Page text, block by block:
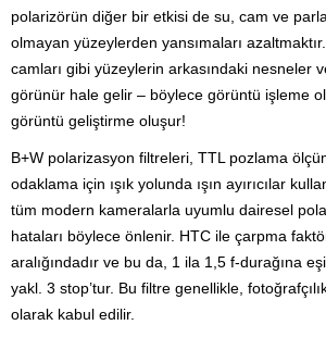
polarizörün diğer bir etkisi de su, cam ve
olmayan yüzeylerden yansımaları
camları gibi yüzeylerin arkasındaki nesneler
görünür hale gelir – böylece görüntü işleme
görüntü geliştirme oluşur!
B+W polarizasyon filtreleri, TTL pozlama
odaklama için ışık yolunda ışın ayırıcılar
tüm modern kameralarla uyumlu dairesel
hataları böylece önlenir. HTC ile çarpma
aralığındadır ve bu da, 1 ila 1,5 f-durağına
yakl. 3 stop’tur. Bu filtre genellikle,
olarak kabul edilir.